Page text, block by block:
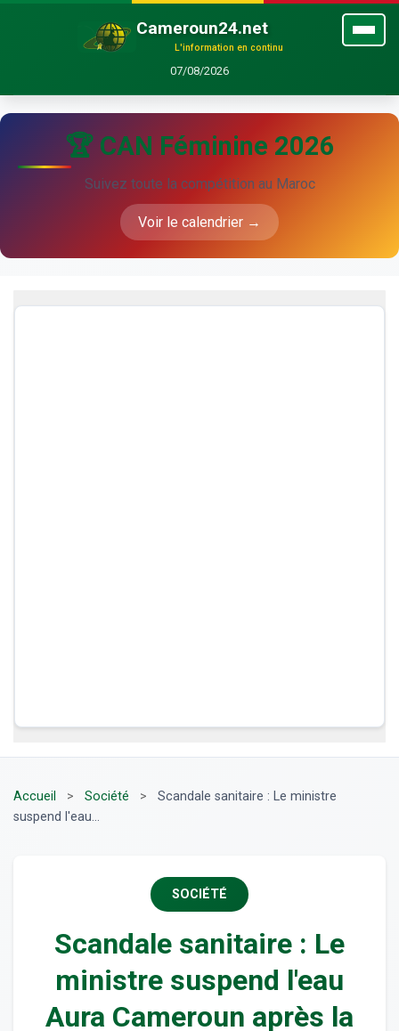
Cameroun24.net
L'information en continu
07/08/2026
🏆 CAN Féminine 2026
Suivez toute la compétition au Maroc
Voir le calendrier →
Accueil > Société >
Scandale sanitaire : Le ministre
suspend l'eau...
SOCIÉTÉ
Scandale sanitaire : Le
ministre suspend l'eau
Aura Cameroun après la